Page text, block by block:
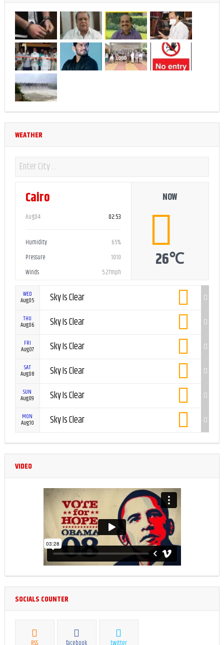
WEATHER
Cairo
Aug04 02:53
Humidity
65%
Pressure
1010
Winds
5.27mph
NOW
26℃
WED
Aug05 Sky Is Clear
THU
Aug06 Sky Is Clear
FRI
Aug07 Sky Is Clear
SAT
Aug08 Sky Is Clear
SUN
Aug09 Sky Is Clear
MON
Aug10 Sky Is Clear
VIDEO
SOCIALS COUNTER